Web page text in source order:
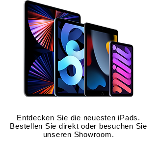
Entdecken Sie die neuesten iPads.
Bestellen Sie direkt oder besuchen Sie
unseren Showroom.